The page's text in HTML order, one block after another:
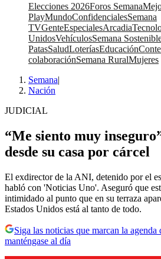
Elecciones 2026Foros Semana
PlayMundoConfidencialesSemana
TVGenteEspecialesArcadia
UnidosVehículosSemana
PatasSaludLoteríasEducación
colaboraciónSemana RuralMujeres
Semana|
Nación
JUDICIAL
“Me siento muy
desde su casa por cárcel
El exdirector de la ANI, detenido por el
habló con 'Noticias Uno'. Aseguró que
intimidado al punto que en su terraza
Estados Unidos está al tanto de todo.
Siga las noticias que marcan la
manténgase al día